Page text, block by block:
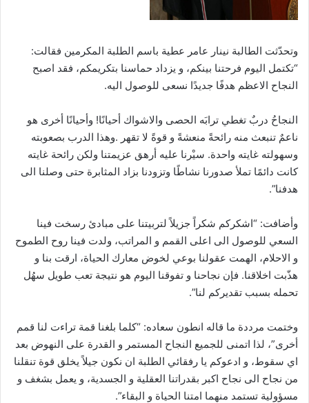
وتحدّثت الطالبة نينار عامر عطية باسم الطلبة المكرمين فقالت:
“تكتمل اليوم فرحتنا بينكم، و يزداد حماسنا بتكريمكم، فقد اصبح
النجاح الاعظم هدفًا جديدًا نسعى للوصول اليه.
النجاحُ دربٌ تغطي ترابَه الحصى والاشواك أحيانًا! وأحيانًا أخرى هو
ناعمٌ تنبعث منه رائحةً منعشةً و قوةً لا تقهر .وهذا الدرب بصعوبته
وسهولته غايته واحدة. سيْرنا عليه أرهق عزيمتنا ولكن رائحة غايته
كانت دائمًا تملأ صدورنا نشاطًا وتزودنا بزاد المثابرة حتى وصلنا الى
هدفنا”.
وأضافت: “اشكركم شكراً جزيلاً لتربيتنا على مبادئ رسخت فينا
السعي للوصول الى اعلى القمم و المراتب، ولدت فينا روح الطموح
و الاحلام، الهمت عقولنا بوعي لخوض معارك الحياة، ارقت بنا و
هذّبت اخلاقنا. فإن نجاحنا و تفوقنا اليوم هو نتيجة تعب طويل سهُل
تحمله بسبب تقديركم لنا”.
وختمت مرددة ما قاله انطون سعاده: “كلما بلغنا قمة تراءت لنا قمم
أخرى”، لذا اتمنى للجميع النجاح المستمر و القدرة على النهوض بعد
اي سقوط، و ادعوكم يا رفقائي الطلبة ان نكون جيلاً يخلق قوة تنقلنا
من نجاح الى نجاح اكبر بقدراتنا العقلية و الجسدية، و يعمل بشغف و
مسؤولية تستمد منهما امتنا الحياة و البقاء”.